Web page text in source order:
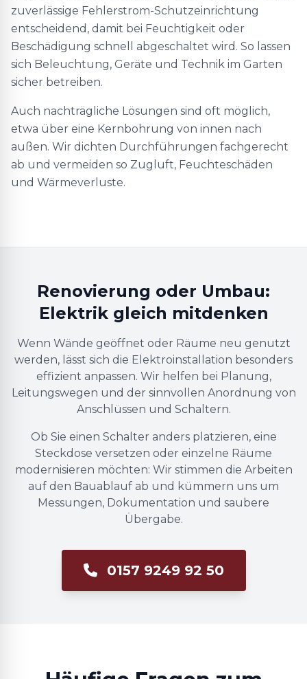
zuverlässige Fehlerstrom-Schutzeinrichtung
entscheidend, damit bei Feuchtigkeit oder
Beschädigung schnell abgeschaltet wird. So lassen
sich Beleuchtung, Geräte und Technik im Garten
sicher betreiben.
Auch nachträgliche Lösungen sind oft möglich,
etwa über eine Kernbohrung von innen nach
außen. Wir dichten Durchführungen fachgerecht
ab und vermeiden so Zugluft, Feuchteschäden
und Wärmeverluste.
Renovierung oder Umbau:
Elektrik gleich mitdenken
Wenn Wände geöffnet oder Räume neu genutzt
werden, lässt sich die Elektroinstallation besonders
effizient anpassen. Wir helfen bei Planung,
Leitungswegen und der sinnvollen Anordnung von
Anschlüssen und Schaltern.
Ob Sie einen Schalter anders platzieren, eine
Steckdose versetzen oder einzelne Räume
modernisieren möchten: Wir stimmen die Arbeiten
auf den Bauablauf ab und kümmern uns um
Messungen, Dokumentation und saubere
Übergabe.
0157 9249 92 50